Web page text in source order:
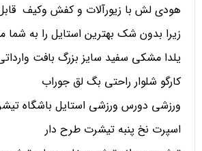
هودی لش با زیورآلات و کفش وکیف
زیرا بدون شک بهترین استایل را به
یلدا مشکی سفید سایز بزرگ بافت
کارگو شلوار راحتی بگ لق جوراب
ورزشی دورس ورزشی استایل باشگاه
اسپرت نخ پنبه تیشرت طرح دار